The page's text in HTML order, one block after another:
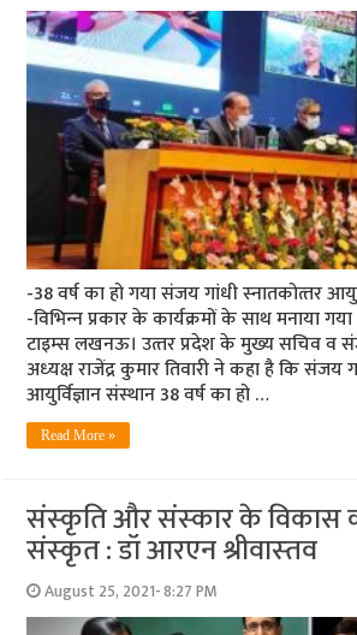
-38 वर्ष का हो गया संजय गांधी स्‍नातकोत्‍तर
-विभिन्‍न प्रकार के कार्यक्रमों के साथ मनाया
टाइम्‍स लखनऊ। उत्‍तर प्रदेश के मुख्य सचिव व
अध्‍यक्ष राजेंद्र कुमार तिवारी ने कहा है कि संजय
आयुर्विज्ञान संस्‍थान 38 वर्ष का हो …
Read More »
संस्‍कृति और संस्‍कार के विकास
संस्‍कृत : डॉ आरएन श्रीवास्‍तव
August 25, 2021- 8:27 PM